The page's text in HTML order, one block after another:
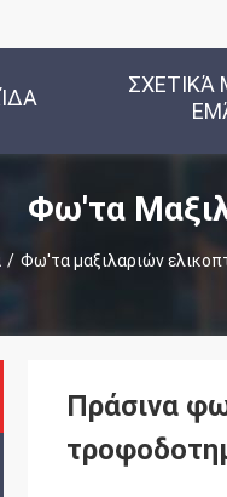
ΣΧΕΤΙΚΆ
Φω'τα
/ Φω'τα μαξιλαριών
Πράσινα